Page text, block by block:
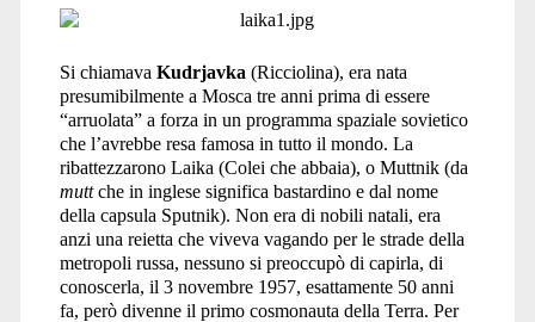
Si chiamava Kudrjavka (Ricciolina), era nata
presumibilmente a Mosca tre anni prima di essere
“arruolata” a forza in un programma spaziale sovietico
che l’avrebbe resa famosa in tutto il mondo. La
ribattezzarono Laika (Colei che abbaia), o Muttnik (da
muttche in inglese significa bastardino e dal nome
della capsula Sputnik). Non era di nobili natali, era
anzi una reietta che viveva vagando per le strade della
metropoli russa, nessuno si preoccupò di capirla, di
conoscerla, il 3 novembre 1957, esattamente 50 anni
fa, però divenne il primo cosmonauta della Terra. Per